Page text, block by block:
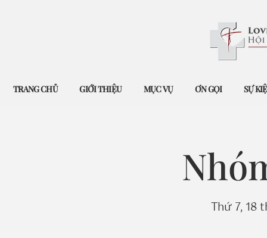
TRANG CHỦ GIỚI THIỆU MỤC VỤ ƠN GỌI SỰ
Thứ 7, 18